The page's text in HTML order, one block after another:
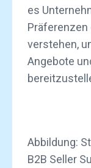
es
Präferenzen
verstehen,
Angebote
Abbildung:
B2B Seller